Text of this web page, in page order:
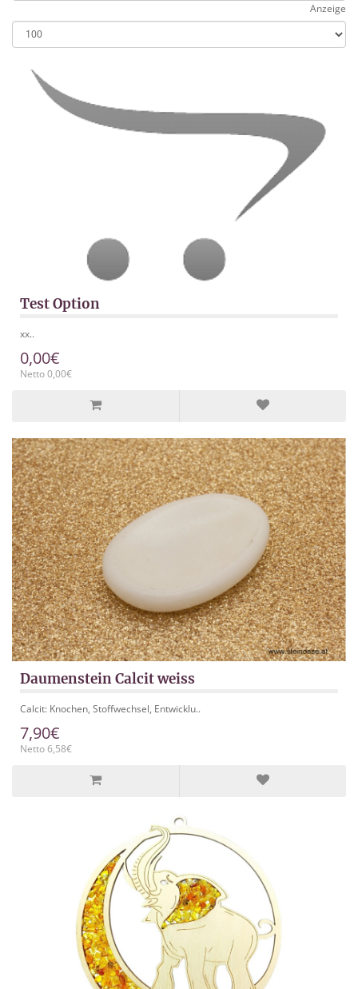
Anzeige
Test Option
xx..
0,00€
Netto 0,00€
Daumenstein Calcit weiss
Calcit: Knochen, Stoffwechsel, Entwicklu..
7,90€
Netto 6,58€